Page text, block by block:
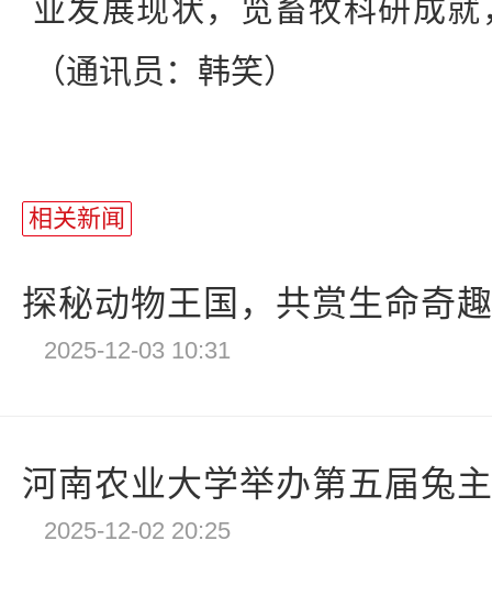
业发展现状，览畜牧科研成
（通讯员：韩笑）
相关新闻
探秘动物王国，共赏生命
2025-12-03 10:31
河南农业大学举办第五届兔
2025-12-02 20:25